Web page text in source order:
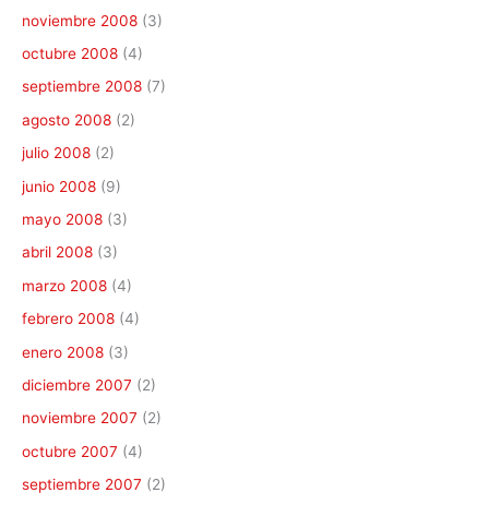
noviembre 2008 (3)
octubre 2008 (4)
septiembre 2008 (7)
agosto 2008 (2)
julio 2008 (2)
junio 2008 (9)
mayo 2008 (3)
abril 2008 (3)
marzo 2008 (4)
febrero 2008 (4)
enero 2008 (3)
diciembre 2007 (2)
noviembre 2007 (2)
octubre 2007 (4)
septiembre 2007 (2)